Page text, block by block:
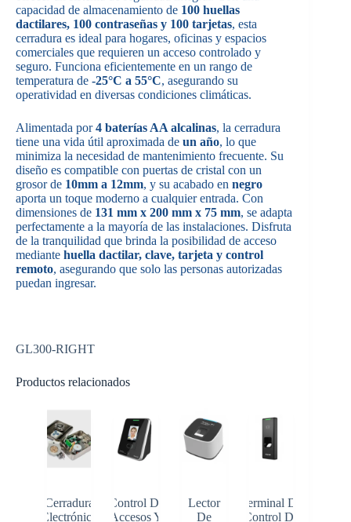
capacidad de almacenamiento de 100 huellas
dactilares, 100 contraseñas y 100 tarjetas, esta
cerradura es ideal para hogares, oficinas y espacios
comerciales que requieren un acceso controlado y
seguro. Funciona eficientemente en un rango de
temperatura de -25°C a 55°C, asegurando su
operatividad en diversas condiciones climáticas.
Alimentada por4 baterías AA alcalinas, la cerradura
tiene una vida útil aproximada de un año, lo que
minimiza la necesidad de mantenimiento frecuente. Su
diseño es compatible con puertas de cristal con un
grosor de 10mm a 12mm, y su acabado en negro
aporta un toque moderno a cualquier entrada. Con
dimensiones de 131 mm x 200 mm x 75 mm, se adapta
perfectamente a la mayoría de las instalaciones. Disfruta
de la tranquilidad que brinda la posibilidad de acceso
mediante huella dactilar, clave, tarjeta y control
remoto, asegurando que solo las personas autorizadas
puedan ingresar.
GL300-RIGHT
Productos relacionados
Cerradura
Electrónica
Control De
Accesos Y
Lector
De
Terminal De
Control De